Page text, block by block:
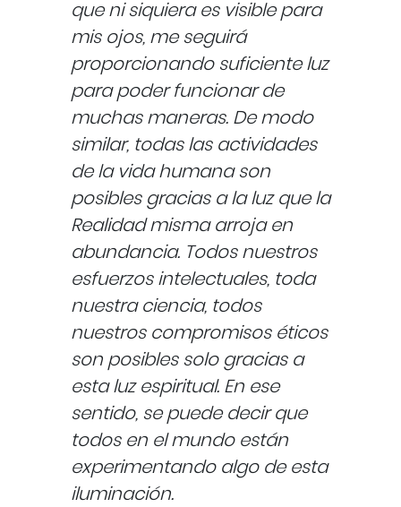
que ni siquiera es visible para
mis ojos, me seguirá
proporcionando suficiente luz
para poder funcionar de
muchas maneras. De modo
similar, todas las actividades
de la vida humana son
posibles gracias a la luz que la
Realidad misma arroja en
abundancia. Todos nuestros
esfuerzos intelectuales, toda
nuestra ciencia, todos
nuestros compromisos éticos
son posibles solo gracias a
esta luz espiritual. En ese
sentido, se puede decir que
todos en el mundo están
experimentando algo de esta
iluminación.